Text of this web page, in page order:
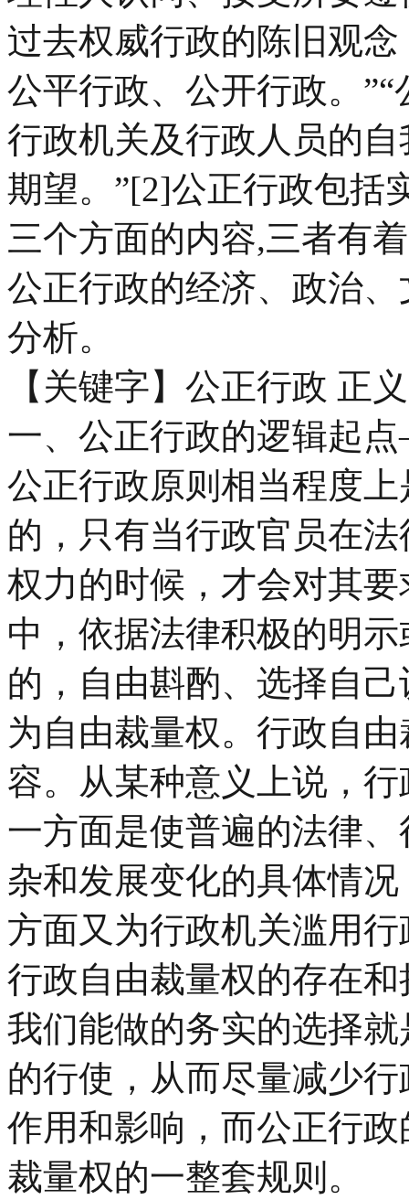
过去权威行政的陈旧观
公平行政、公开行政。
行政机关及行政人员的
期望。”[2]公正行政包括
三个方面的内容,三者有
公正行政的经济、政治
分析。
【关键字】公正行政 正
一、公正行政的逻辑起
公正行政原则相当程度
的，只有当行政官员在
权力的时候，才会对其
中，依据法律积极的明
的，自由斟酌、选择自
为自由裁量权。行政自
容。从某种意义上说，
一方面是使普遍的法律
杂和发展变化的具体情
方面又为行政机关滥用
行政自由裁量权的存在
我们能做的务实的选择
的行使，从而尽量减少
作用和影响，而公正行
裁量权的一整套规则。